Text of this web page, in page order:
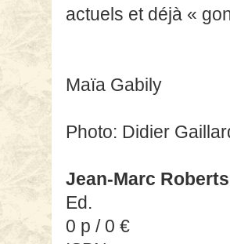
Maïa Gabily
Ed.
ISBN:
Tags: